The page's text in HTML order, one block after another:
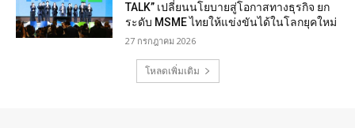
TALK” เปลี่ยนนโยบายสู่โอกาสทางธุรกิจ ยก
ระดับ MSME ไทยให้แข่งขันได้ในโลกยุคใหม่
27 กรกฎาคม 2026
โหลดเพิ่มเติม